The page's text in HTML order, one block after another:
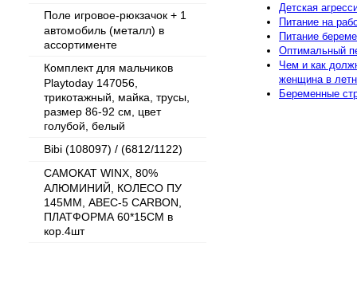
Поле игровое-рюкзачок + 1
автомобиль (металл) в
ассортименте
Комплект для мальчиков
Playtoday 147056,
трикотажный, майка, трусы,
размер 86-92 см, цвет
голубой, белый
Bibi (108097) / (6812/1122)
САМОКАТ WINX, 80%
АЛЮМИНИЙ, КОЛЕСО ПУ
145ММ, ABEC-5 CARBON,
ПЛАТФОРМА 60*15СМ в
кор.4шт
Детская
Питание на
Питание
Оптимальный
Чем и как
женщина в
Беременные